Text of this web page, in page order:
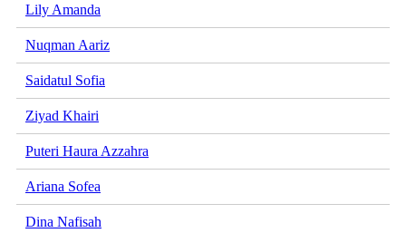
Lily Amanda
Nuqman Aariz
Saidatul Sofia
Ziyad Khairi
Puteri Haura Azzahra
Ariana Sofea
Dina Nafisah